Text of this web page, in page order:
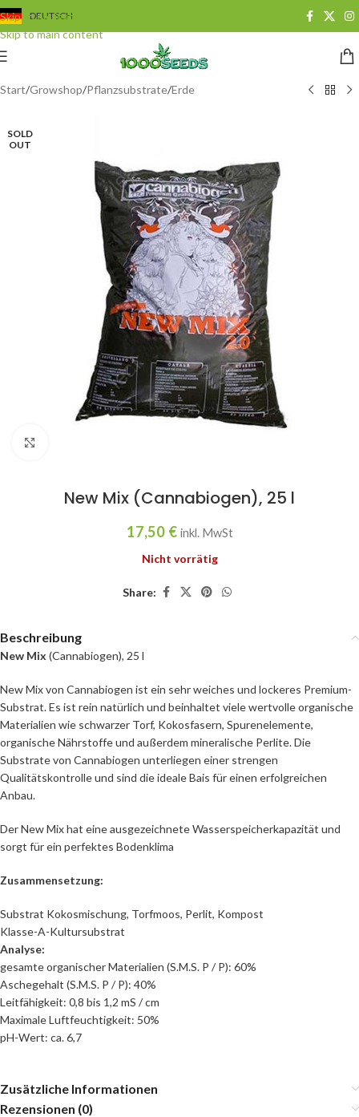
Skip to navigation
Skip to main content
DEUTSCH
Start/Growshop/Pflanzsubstrate/Erde
SOLD
OUT
New Mix (Cannabiogen), 25 l
17,50 € inkl. MwSt
Nicht vorrätig
Share:
Beschreibung
New Mix (Cannabiogen), 25 l
New Mix von Cannabiogen ist ein sehr weiches und lockeres Premium-
Substrat. Es ist rein natürlich und beinhaltet viele wertvolle organische
Materialien wie schwarzer Torf, Kokosfasern, Spurenelemente,
organische Nährstoffe und außerdem mineralische Perlite. Die
Substrate von Cannabiogen unterliegen einer strengen
Qualitätskontrolle und sind die ideale Bais für einen erfolgreichen
Anbau.
Der New Mix hat eine ausgezeichnete Wasserspeicherkapazität und
sorgt für ein perfektes Bodenklima
Zusammensetzung:
Substrat Kokosmischung, Torfmoos, Perlit, Kompost
Klasse-A-Kultursubstrat
Analyse:
gesamte organischer Materialien (S.M.S. P / P): 60%
Aschegehalt (S.M.S. P / P): 40%
Leitfähigkeit: 0,8 bis 1,2 mS / cm
Maximale Luftfeuchtigkeit: 50%
pH-Wert: ca. 6,7
Zusätzliche Informationen
Rezensionen (0)